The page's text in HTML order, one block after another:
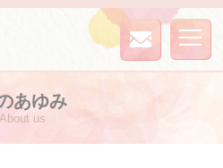
お問い
あゆみ
About us